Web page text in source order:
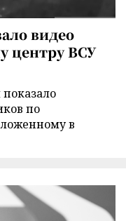
видео
центру ВСУ
по
в